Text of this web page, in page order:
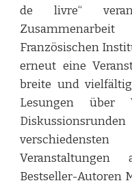
de livre“
Französischen
erneut eine
breite und
Lesungen
Bestseller-Autoren